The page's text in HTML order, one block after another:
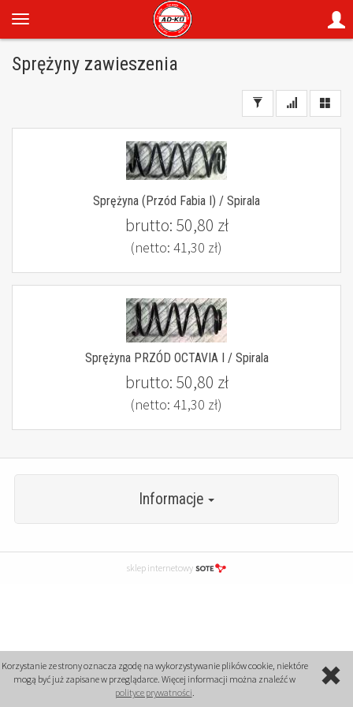
Sprężyny zawieszenia
Sprężyna (Przód Fabia I) / Spirala
brutto: 50,80 zł
(netto: 41,30 zł)
Sprężyna PRZÓD OCTAVIA I / Spirala
brutto: 50,80 zł
(netto: 41,30 zł)
Informacje
sklep internetowy
Korzystanie ze strony oznacza zgodę na wykorzystywanie plików cookie, niektóre
mogą być już zapisane w przeglądarce. Więcej informacji można znaleźć w
polityce prywatności.